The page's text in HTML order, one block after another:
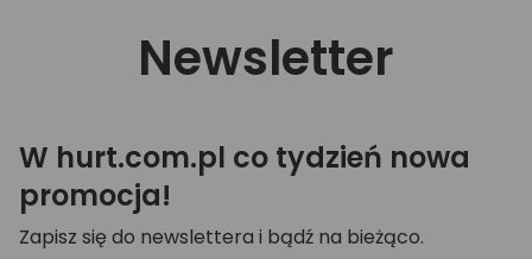
Newsletter
W hurt.com.pl co tydzień nowa
promocja!
Zapisz się do newslettera i bądź na bieżąco.